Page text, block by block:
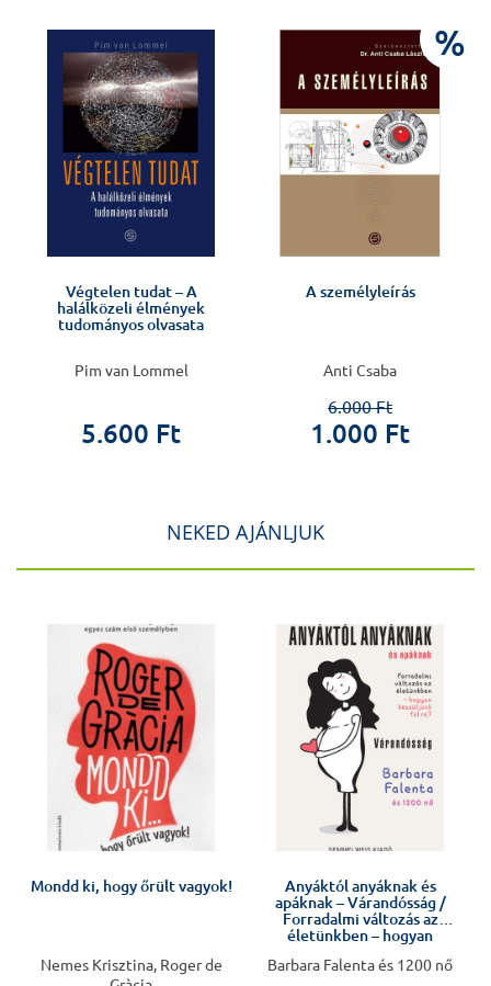
Végtelen tudat – A
halálközeli élmények
tudományos olvasata
Pim van Lommel
5.600 Ft
%
A személyleírás
Anti Csaba
6.000 Ft
1.000 Ft
NEKED AJÁNLJUK
Mondd ki, hogy őrült vagyok!
Nemes Krisztina, Roger de
Anyáktól anyáknak és
apáknak – Várandósság /
Forradalmi változás az
életünkben – hogyan
Barbara Falenta és 1200 nő